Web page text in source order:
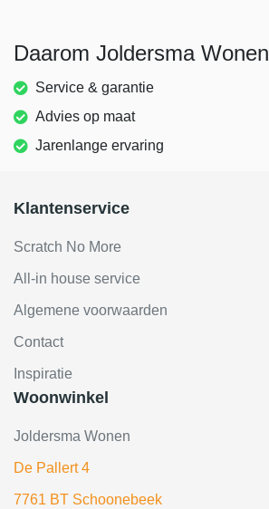
Daarom Joldersma Wonen
Service & garantie
Advies op maat
Jarenlange ervaring
Klantenservice
Scratch No More
All-in house service
Algemene voorwaarden
Contact
Inspiratie
Woonwinkel
Joldersma Wonen
De Pallert 4
7761 BT Schoonebeek